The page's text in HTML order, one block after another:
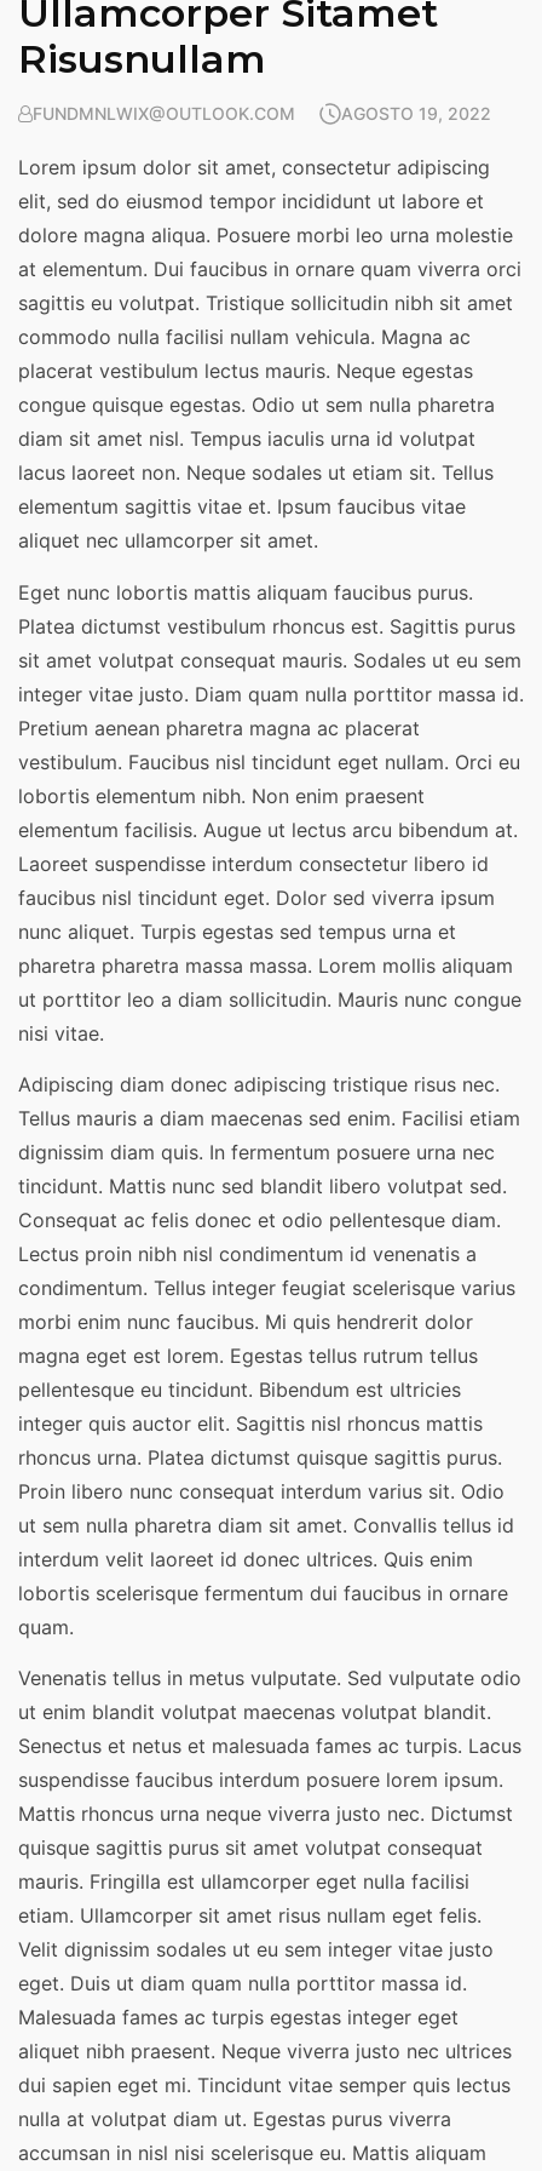
Ullamcorper Sitamet
Risusnullam
FUNDMNLWIX@OUTLOOK.COM AGOSTO 19, 2022
Lorem ipsum dolor sit amet, consectetur adipiscing
elit, sed do eiusmod tempor incididunt ut labore et
dolore magna aliqua. Posuere morbi leo urna molestie
at elementum. Dui faucibus in ornare quam viverra orci
sagittis eu volutpat. Tristique sollicitudin nibh sit amet
commodo nulla facilisi nullam vehicula. Magna ac
placerat vestibulum lectus mauris. Neque egestas
congue quisque egestas. Odio ut sem nulla pharetra
diam sit amet nisl. Tempus iaculis urna id volutpat
lacus laoreet non. Neque sodales ut etiam sit. Tellus
elementum sagittis vitae et. Ipsum faucibus vitae
aliquet nec ullamcorper sit amet.
Eget nunc lobortis mattis aliquam faucibus purus.
Platea dictumst vestibulum rhoncus est. Sagittis purus
sit amet volutpat consequat mauris. Sodales ut eu sem
integer vitae justo. Diam quam nulla porttitor massa id.
Pretium aenean pharetra magna ac placerat
vestibulum. Faucibus nisl tincidunt eget nullam. Orci eu
lobortis elementum nibh. Non enim praesent
elementum facilisis. Augue ut lectus arcu bibendum at.
Laoreet suspendisse interdum consectetur libero id
faucibus nisl tincidunt eget. Dolor sed viverra ipsum
nunc aliquet. Turpis egestas sed tempus urna et
pharetra pharetra massa massa. Lorem mollis aliquam
ut porttitor leo a diam sollicitudin. Mauris nunc congue
nisi vitae.
Adipiscing diam donec adipiscing tristique risus nec.
Tellus mauris a diam maecenas sed enim. Facilisi etiam
dignissim diam quis. In fermentum posuere urna nec
tincidunt. Mattis nunc sed blandit libero volutpat sed.
Consequat ac felis donec et odio pellentesque diam.
Lectus proin nibh nisl condimentum id venenatis a
condimentum. Tellus integer feugiat scelerisque varius
morbi enim nunc faucibus. Mi quis hendrerit dolor
magna eget est lorem. Egestas tellus rutrum tellus
pellentesque eu tincidunt. Bibendum est ultricies
integer quis auctor elit. Sagittis nisl rhoncus mattis
rhoncus urna. Platea dictumst quisque sagittis purus.
Proin libero nunc consequat interdum varius sit. Odio
ut sem nulla pharetra diam sit amet. Convallis tellus id
interdum velit laoreet id donec ultrices. Quis enim
lobortis scelerisque fermentum dui faucibus in ornare
quam.
Venenatis tellus in metus vulputate. Sed vulputate odio
ut enim blandit volutpat maecenas volutpat blandit.
Senectus et netus et malesuada fames ac turpis. Lacus
suspendisse faucibus interdum posuere lorem ipsum.
Mattis rhoncus urna neque viverra justo nec. Dictumst
quisque sagittis purus sit amet volutpat consequat
mauris. Fringilla est ullamcorper eget nulla facilisi
etiam. Ullamcorper sit amet risus nullam eget felis.
Velit dignissim sodales ut eu sem integer vitae justo
eget. Duis ut diam quam nulla porttitor massa id.
Malesuada fames ac turpis egestas integer eget
aliquet nibh praesent. Neque viverra justo nec ultrices
dui sapien eget mi. Tincidunt vitae semper quis lectus
nulla at volutpat diam ut. Egestas purus viverra
accumsan in nisl nisi scelerisque eu. Mattis aliquam